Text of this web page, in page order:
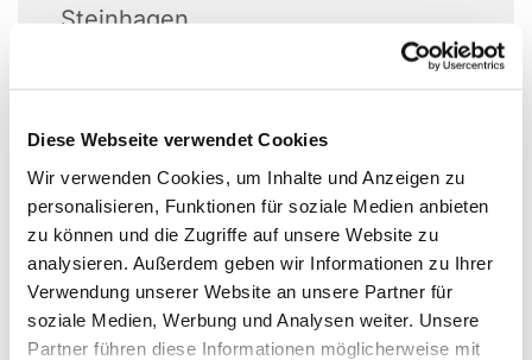
Diese Webseite verwendet Cookies
Wir verwenden Cookies, um Inhalte und Anzeigen zu
personalisieren, Funktionen für soziale Medien anbieten
zu können und die Zugriffe auf unsere Website zu
analysieren. Außerdem geben wir Informationen zu Ihrer
Verwendung unserer Website an unsere Partner für
soziale Medien, Werbung und Analysen weiter. Unsere
Partner führen diese Informationen möglicherweise mit
Steinhagen